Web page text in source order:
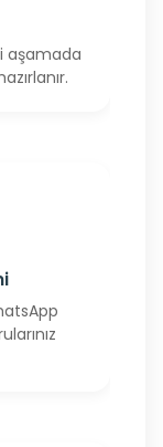
aşamada